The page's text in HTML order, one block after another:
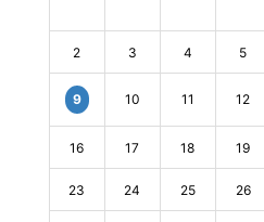
2 3 4 5
9 10 11 12
16 17 18 19
23 24 25 26